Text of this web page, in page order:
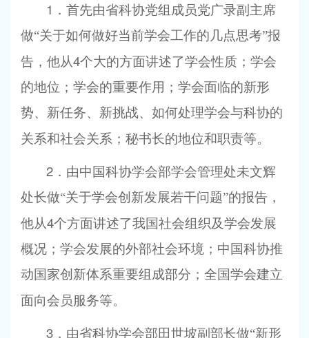
1 ．首先由省科协党组成员党广录副主席
做“关于如何做好当前学会工作的几点思考”报
告，他从4个大的方面讲述了学会性质；学会
的地位；学会的重要作用；学会面临的新形
势、新任务、新挑战、如何处理学会与科协的
关系和社会关系；秘书长的地位和职责等。
2 ．由中国科协学会部学会管理处未文辉
处长做“关于学会创新发展若干问题”的报告，
他从4个方面讲述了我国社会组织及学会发展
概况；学会发展的外部社会环境；中国科协推
动国家创新体系重要组成部分；全国学会建立
面向会员服务等。
3 ．由省科协学会部田世坡副部长做“新形